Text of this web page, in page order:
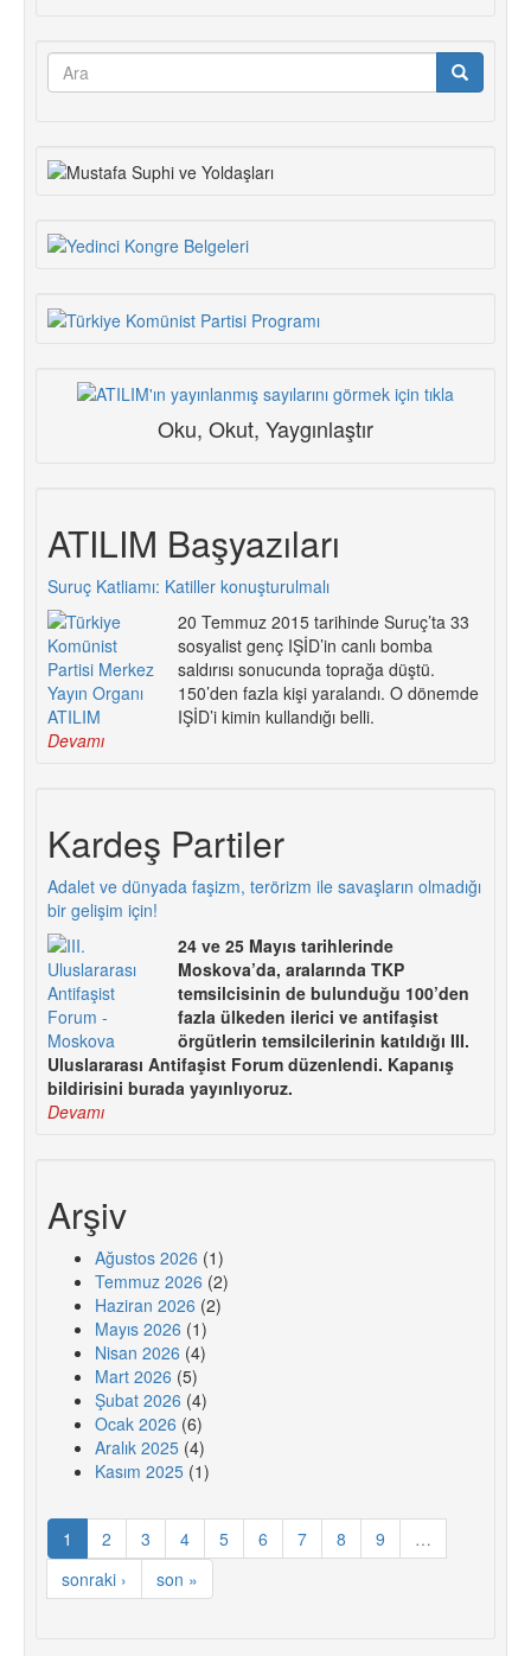
Örgütlemek
Arama
Oku, Okut, Yaygınlaştır
ATILIM Başyazıları
Suruç Katliamı: Katiller konuşturulmalı
20 Temmuz 2015 tarihinde Suruç’ta 33
sosyalist genç IŞİD’in canlı bomba
saldırısı sonucunda toprağa düştü.
150’den fazla kişi yaralandı. O dönemde
IŞİD’i kimin kullandığı belli.
Devamı
Kardeş Partiler
Adalet ve dünyada faşizm, terörizm ile savaşların olmadığı
bir gelişim için!
24 ve 25 Mayıs tarihlerinde
Moskova’da, aralarında TKP
temsilcisinin de bulunduğu 100’den
fazla ülkeden ilerici ve antifaşist
örgütlerin temsilcilerinin katıldığı III.
Uluslararası Antifaşist Forum düzenlendi. Kapanış
bildirisini burada yayınlıyoruz.
Devamı
Arşiv
Ağustos 2026 (1)
Temmuz 2026 (2)
Haziran 2026 (2)
Mayıs 2026 (1)
Nisan 2026 (4)
Mart 2026 (5)
Şubat 2026 (4)
Ocak 2026 (6)
Aralık 2025 (4)
Kasım 2025 (1)
1 2 3 4 5 6 7 8 9
…
sonraki ›
son »